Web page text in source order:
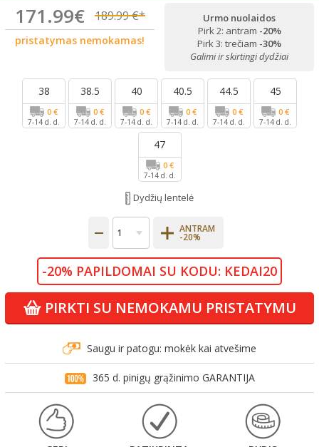
171.99€ 189.99 €*
pristatymas nemokamas!
Urmo nuolaidos
Pirk 2: antram -20%
Pirk 3: trečiam -30%
Galimi ir skirtingi dydžiai
38
0 €
7-14 d. d.
38.5
0 €
7-14 d. d.
40
0 €
7-14 d. d.
40.5
0 €
7-14 d. d.
44.5
0 €
7-14 d. d.
45
0 €
7-14 d. d.
47
0 €
7-14 d. d.
Dydžių lentelė
ANTRAM
-20%
-20% PAPILDOMAI SU KODU: KEDAI20
PIRKTI SU NEMOKAMU PRISTATYMU
Saugu ir patogu: mokėk kai atvešime
365 d. pinigų grąžinimo GARANTIJA